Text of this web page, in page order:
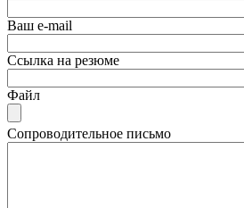
Ваш e-mail
Ссылка на резюме
Файл
Сопроводительное письмо